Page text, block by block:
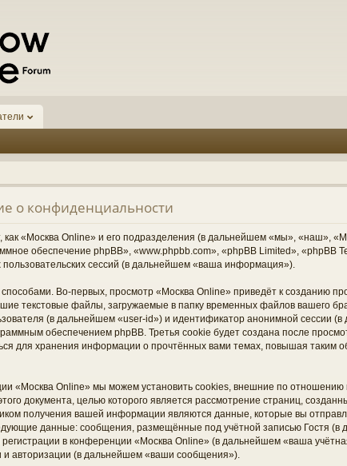
о конфиденциальности
«Москва Online» и его подразделения (в дальнейшем «мы», «наш»,
обеспечение phpBB», «www.phpbb.com», «phpBB Limited», «phpBB
сессий (в дальнейшем «ваша информация»).
Во-первых, просмотр «Москва Online» приведёт к созданию
текстовые файлы, загружаемые в папку временных файлов вашего
(в дальнейшем «user-id») и идентификатор анонимной сессии
обеспечением phpBB. Третья cookie будет создана после
для хранения информации о прочтённых вами темах, повышая таким
«Москва Online» мы можем установить cookies, внешние по отношению
документа, целью которого является рассмотрение страниц,
получения вашей информации являются данные, которые вы
данные: сообщения, размещённые под учётной записью Гостя
в конференции «Москва Online» (в дальнейшем «ваша
и авторизации (в дальнейшем «ваши сообщения»).